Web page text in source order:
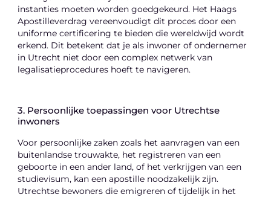
instanties moeten worden goedgekeurd. Het Haags
Apostilleverdrag vereenvoudigt dit proces door een
uniforme certificering te bieden die wereldwijd wordt
erkend. Dit betekent dat je als inwoner of ondernemer
in Utrecht niet door een complex netwerk van
legalisatieprocedures hoeft te navigeren.
3. Persoonlijke toepassingen voor Utrechtse
inwoners
Voor persoonlijke zaken zoals het aanvragen van een
buitenlandse trouwakte, het registreren van een
geboorte in een ander land, of het verkrijgen van een
studievisum, kan een apostille noodzakelijk zijn.
Utrechtse bewoners die emigreren of tijdelijk in het